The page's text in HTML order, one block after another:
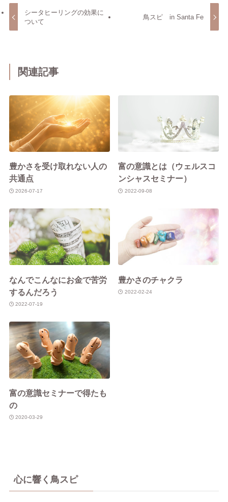
シータヒーリングの効果に
ついて
鳥スピ in Santa Fe
関連記事
豊かさを受け取れない人の
共通点
2026-07-17
富の意識とは（ウェルスコ
ンシャスセミナー）
2022-09-08
なんでこんなにお金で苦労
するんだろう
2022-07-19
豊かさのチャクラ
2022-02-24
富の意識セミナーで得たも
の
2020-03-29
心に響く鳥スピ